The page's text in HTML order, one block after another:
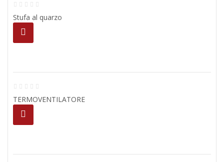
Stufa al quarzo
TERMOVENTILATORE